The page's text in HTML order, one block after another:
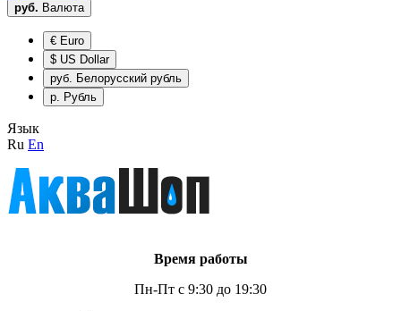
руб. Валюта
€ Euro
$ US Dollar
руб. Белорусский рубль
р. Рубль
Язык
Ru En
Время работы
Пн-Пт с 9:30 до 19:30